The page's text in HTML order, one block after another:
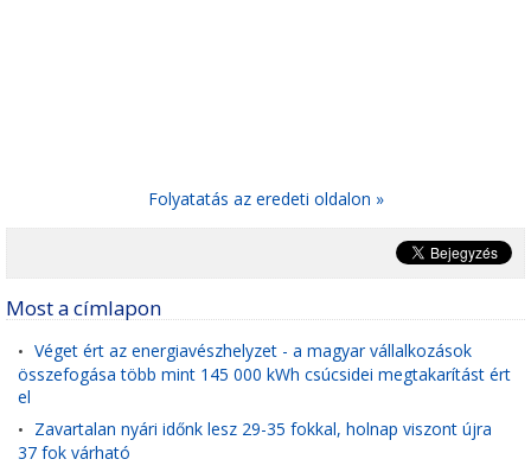
Folyatatás az eredeti oldalon »
Most a címlapon
• Véget ért az energiavészhelyzet - a magyar vállalkozások
összefogása több mint 145 000 kWh csúcsidei megtakarítást ért
el
• Zavartalan nyári időnk lesz 29-35 fokkal, holnap viszont újra
37 fok várható